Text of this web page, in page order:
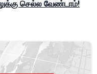
செல்ல வேண்டாம்!